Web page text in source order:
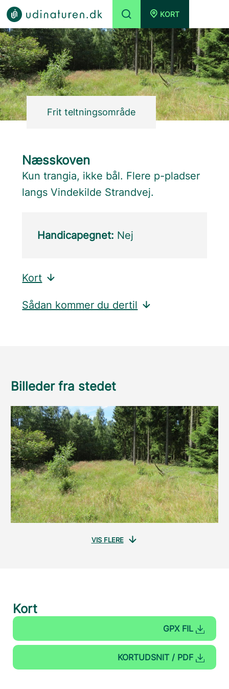
KORT
Frit teltningsområde
Næsskoven
Kun trangia, ikke bål. Flere p-pladser
langs Vindekilde Strandvej.
Handicapegnet: Nej
Kort
Sådan kommer du dertil
Billeder fra stedet
VIS FLERE
Kort
GPX FIL
KORTUDSNIT / PDF